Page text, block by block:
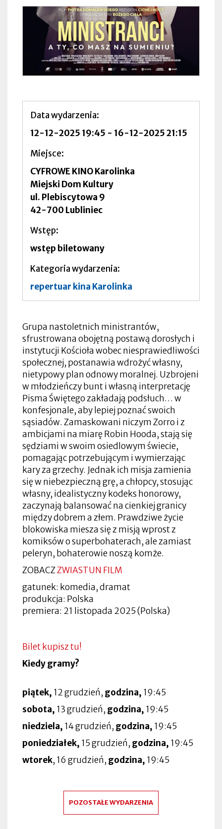
Data wydarzenia
12-12-2025 19:45 - 16-12-2025 21:15
Miejsce
CYFROWE KINO Karolinka
Miejski Dom Kultury
ul. Plebiscytowa 9
42-700 Lubliniec
Wstęp
wstęp biletowany
Kategoria wydarzenia
repertuar kina Karolinka
Grupa nastoletnich ministrantów,
sfrustrowana obojętną postawą dorosłych i
instytucji Kościoła wobec niesprawiedliwości
społecznej, postanawia wdrożyć własny,
nietypowy plan odnowy moralnej. Uzbrojeni
w młodzieńczy bunt i własną interpretację
Pisma Świętego zakładają podsłuch… w
konfesjonale, aby lepiej poznać swoich
sąsiadów. Zamaskowani niczym Zorro i z
ambicjami na miarę Robin Hooda, stają się
sędziami w swoim osiedlowym świecie,
pomagając potrzebującym i wymierzając
kary za grzechy. Jednak ich misja zamienia
się w niebezpieczną grę, a chłopcy, stosując
własny, idealistyczny kodeks honorowy,
zaczynają balansować na cienkiej granicy
między dobrem a złem. Prawdziwe życie
blokowiska miesza się z misją wprost z
komiksów o superbohaterach, ale zamiast
peleryn, bohaterowie noszą komże.
ZOBACZZWIASTUN FILM
gatunek: komedia, dramat
produkcja: Polska
premiera: 21 listopada 2025 (Polska)
Bilet kupisz tu!
Kiedy gramy?
piątek, 12 grudzień, godzina, 19:45
sobota, 13 grudzień, godzina, 19:45
niedziela, 14 grudzień, godzina, 19:45
poniedziałek, 15 grudzień, godzina, 19:45
wtorek, 16 grudzień, godzina, 19:45
POZOSTAŁE WYDARZENIA